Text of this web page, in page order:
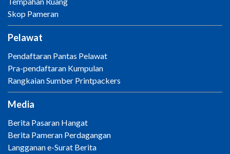
Skop Pameran
Pelawat
Pendaftaran Pantas Pelawat
Pra-pendaftaran Kumpulan
Rangkaian Sumber Printpackers
Media
Berita Pasaran Hangat
Berita Pameran Perdagangan
Langganan e-Surat Berita